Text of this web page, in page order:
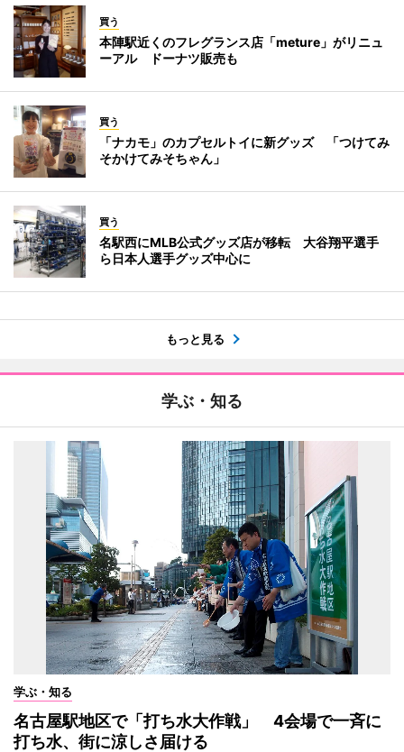
買う
本陣駅近くのフレグランス店「meture」がリニュ
ーアル ドーナツ販売も
買う
「ナカモ」のカプセルトイに新グッズ 「つけてみ
そかけてみそちゃん」
買う
名駅西にMLB公式グッズ店が移転 大谷翔平選手
ら日本人選手グッズ中心に
もっと見る
学ぶ・知る
学ぶ・知る
名古屋駅地区で「打ち水大作戦」 4会場で一斉に
打ち水、街に涼しさ届ける